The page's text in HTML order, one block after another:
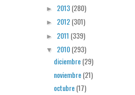
► 2013(280)
► 2012(301)
► 2011 (339)
▼ 2010(293)
diciembre(29)
noviembre(21)
octubre(17)